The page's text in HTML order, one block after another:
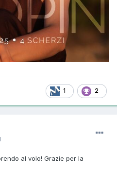
1 2
al volo! Grazie per la